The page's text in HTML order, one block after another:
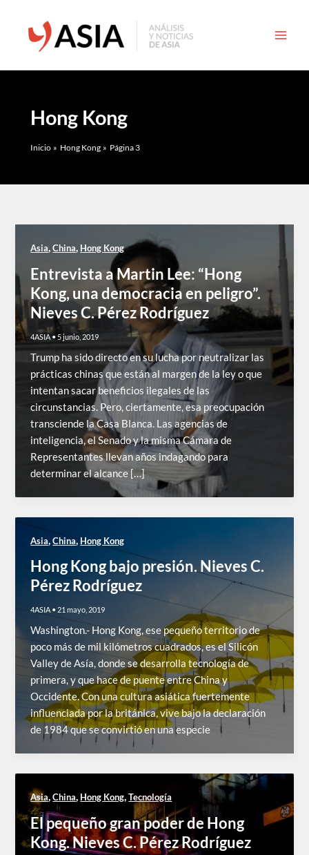
contenido
Hong Kong
Inicio Hong Kong Página 3
Asia,China, Hong Kong
Entrevista a Martin Lee: “Hong
Kong, una democracia en peligro”.
Nieves C. Pérez Rodríguez
4ASIA • 5 junio, 2019
Trump ha sido directo en su lucha por neutralizar las
prácticas chinas que están al margen de la ley o que
intentan sacar beneficios ilegales de las
circunstancias. Pero, ciertamente, esa preocupación
transciende la Casa Blanca. Las agencias de
inteligencia, el Senado y la misma Cámara de
Representantes llevan años indagando para
determinar el alcance […]
Asia,China, Hong Kong
Hong Kong bajo presión. Nieves C.
Pérez Rodríguez
4ASIA • 21 mayo, 2019
Washington.- Hong Kong, ese pequeño territorio de
poco más de mil kilómetros cuadrados, es el Silicón
Valley de Asía, donde se desarrolla tecnología de
primera, y que hace de puente entre China y
Occidente. Con una cultura asiática fuertemente
influenciada por la británica, vive bajo la declaración
de 1984 que se convirtió en una especie
Asia,China, Hong Kong,Tecnología
El pequeño gran poder de Hong
Kong. Nieves C. Pérez Rodríguez